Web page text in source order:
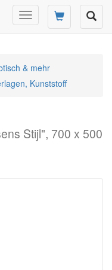
Navigation
umschalten
& mehr
Kunststoff
Stijl", 700 x 500